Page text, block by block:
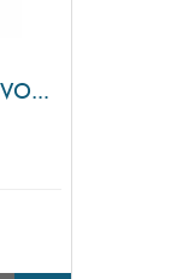
DRAAGARMLAGER VOOR+ACHTER